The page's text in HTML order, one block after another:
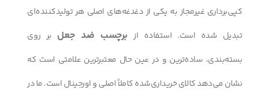
کپی‌برداری غیرمجاز به یکی از دغدغه‌های اصلی هر تولیدکننده‌ای
تبدیل شده است. استفاده از برچسب ضد جعل بر روی
بسته‌بندی، ساده‌ترین و در عین حال معتبرترین علامتی است که
نشان می‌دهد کالای خریداری‌شده کاملاً اصلی و اورجینال است. ما در